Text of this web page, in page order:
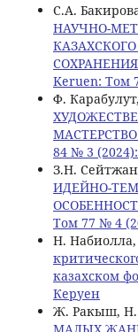
С.A.
НАУЧНО-
Keruen: Том
Ф.
84 № 3
З.Н.
ИДЕЙНО-
Том 77 № 4
Н.
казахском
Керуен
Ж. Ракыш, Н.